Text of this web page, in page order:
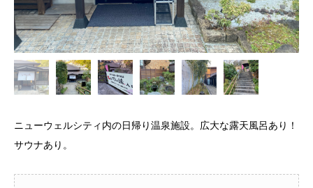
ニューウェルシティ内の日帰り温泉施設。広大な露天風呂あり！
サウナあり。